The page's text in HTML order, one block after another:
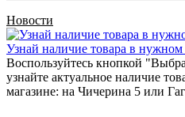
Новости
Узнай наличие товара в нужном
Воспользуйтесь кнопкой
узнайте актуальное наличие
магазине: на Чичерина 5 или